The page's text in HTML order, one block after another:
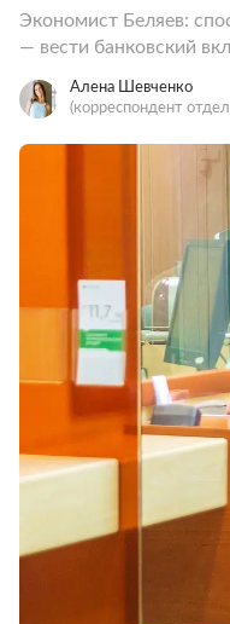
Экономист Беляев:
— вести банковский
Алена Шевченко
(корреспондент